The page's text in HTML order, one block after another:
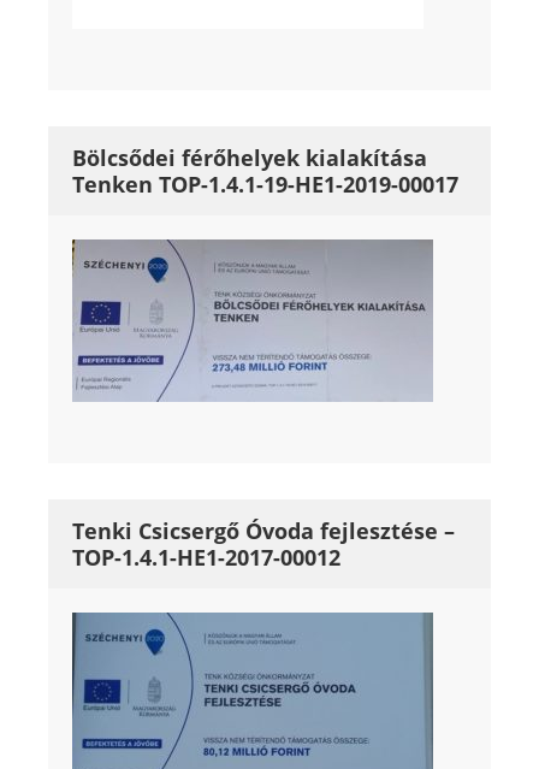
Bölcsődei férőhelyek kialakítása
Tenken TOP-1.4.1-19-HE1-2019-00017
Tenki Csicsergő Óvoda fejlesztése –
TOP-1.4.1-HE1-2017-00012